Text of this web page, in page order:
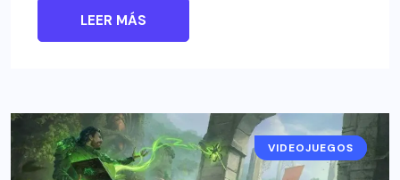
LEER MÁS
NOTICIAS
VIDEOJUEGOS